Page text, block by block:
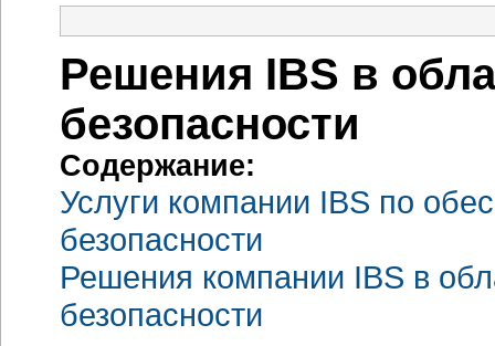
Решения IBS в
безопасности
Содержание:
Услуги компании IBS по
безопасности
Решения компании IBS в
безопасности